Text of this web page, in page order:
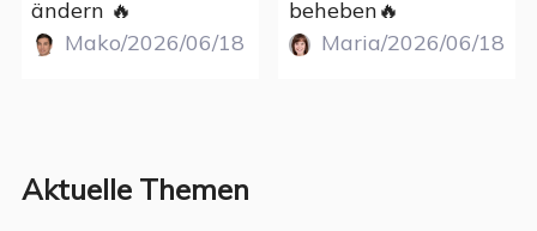
ändern 🔥
Mako/2026/06/18
beheben🔥
Maria/2026/06/18
Aktuelle Themen